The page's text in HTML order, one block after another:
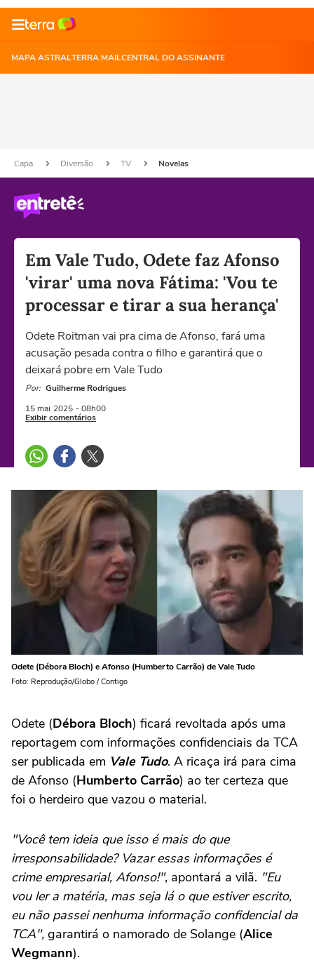
MAPA ASTRALTERRA MAILCENTRAL DO ASSINANTE
Capa Diversão TV Novelas
Em Vale Tudo, Odete faz Afonso
'virar' uma nova Fátima: 'Vou te
processar e tirar a sua herança'
Odete Roitman vai pra cima de Afonso, fará uma
acusação pesada contra o filho e garantirá que o
deixará pobre em Vale Tudo
Por: Guilherme Rodrigues
15 mai 2025 - 08h00
Exibir comentários
Odete (Débora Bloch) e Afonso (Humberto Carrão) de Vale Tudo
Foto: Reprodução/Globo / Contigo
Odete (Débora Bloch) ficará revoltada após uma
reportagem com informações confidenciais da TCA
ser publicada em Vale Tudo. A ricaça irá para cima
de Afonso (Humberto Carrão) ao ter certeza que
foi o herdeiro que vazou o material.
"Você tem ideia que isso é mais do que
irresponsabilidade? Vazar essas informações é
crime empresarial, Afonso!", apontará a vilã. "Eu
vou ler a matéria, mas seja lá o que estiver escrito,
eu não passei nenhuma informação confidencial da
TCA", garantirá o namorado de Solange (Alice
Wegmann).